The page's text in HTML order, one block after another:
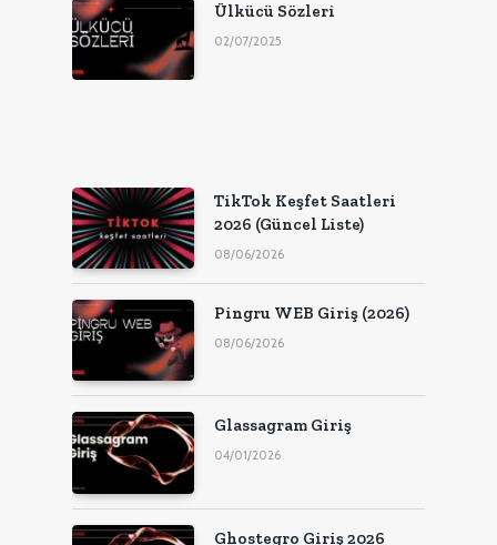
Ülkücü Sözleri
02/07/2025
TikTok Keşfet Saatleri
2026 (Güncel Liste)
08/06/2026
Pingru WEB Giriş (2026)
08/06/2026
Glassagram Giriş
04/01/2026
Ghostegro Giriş 2026